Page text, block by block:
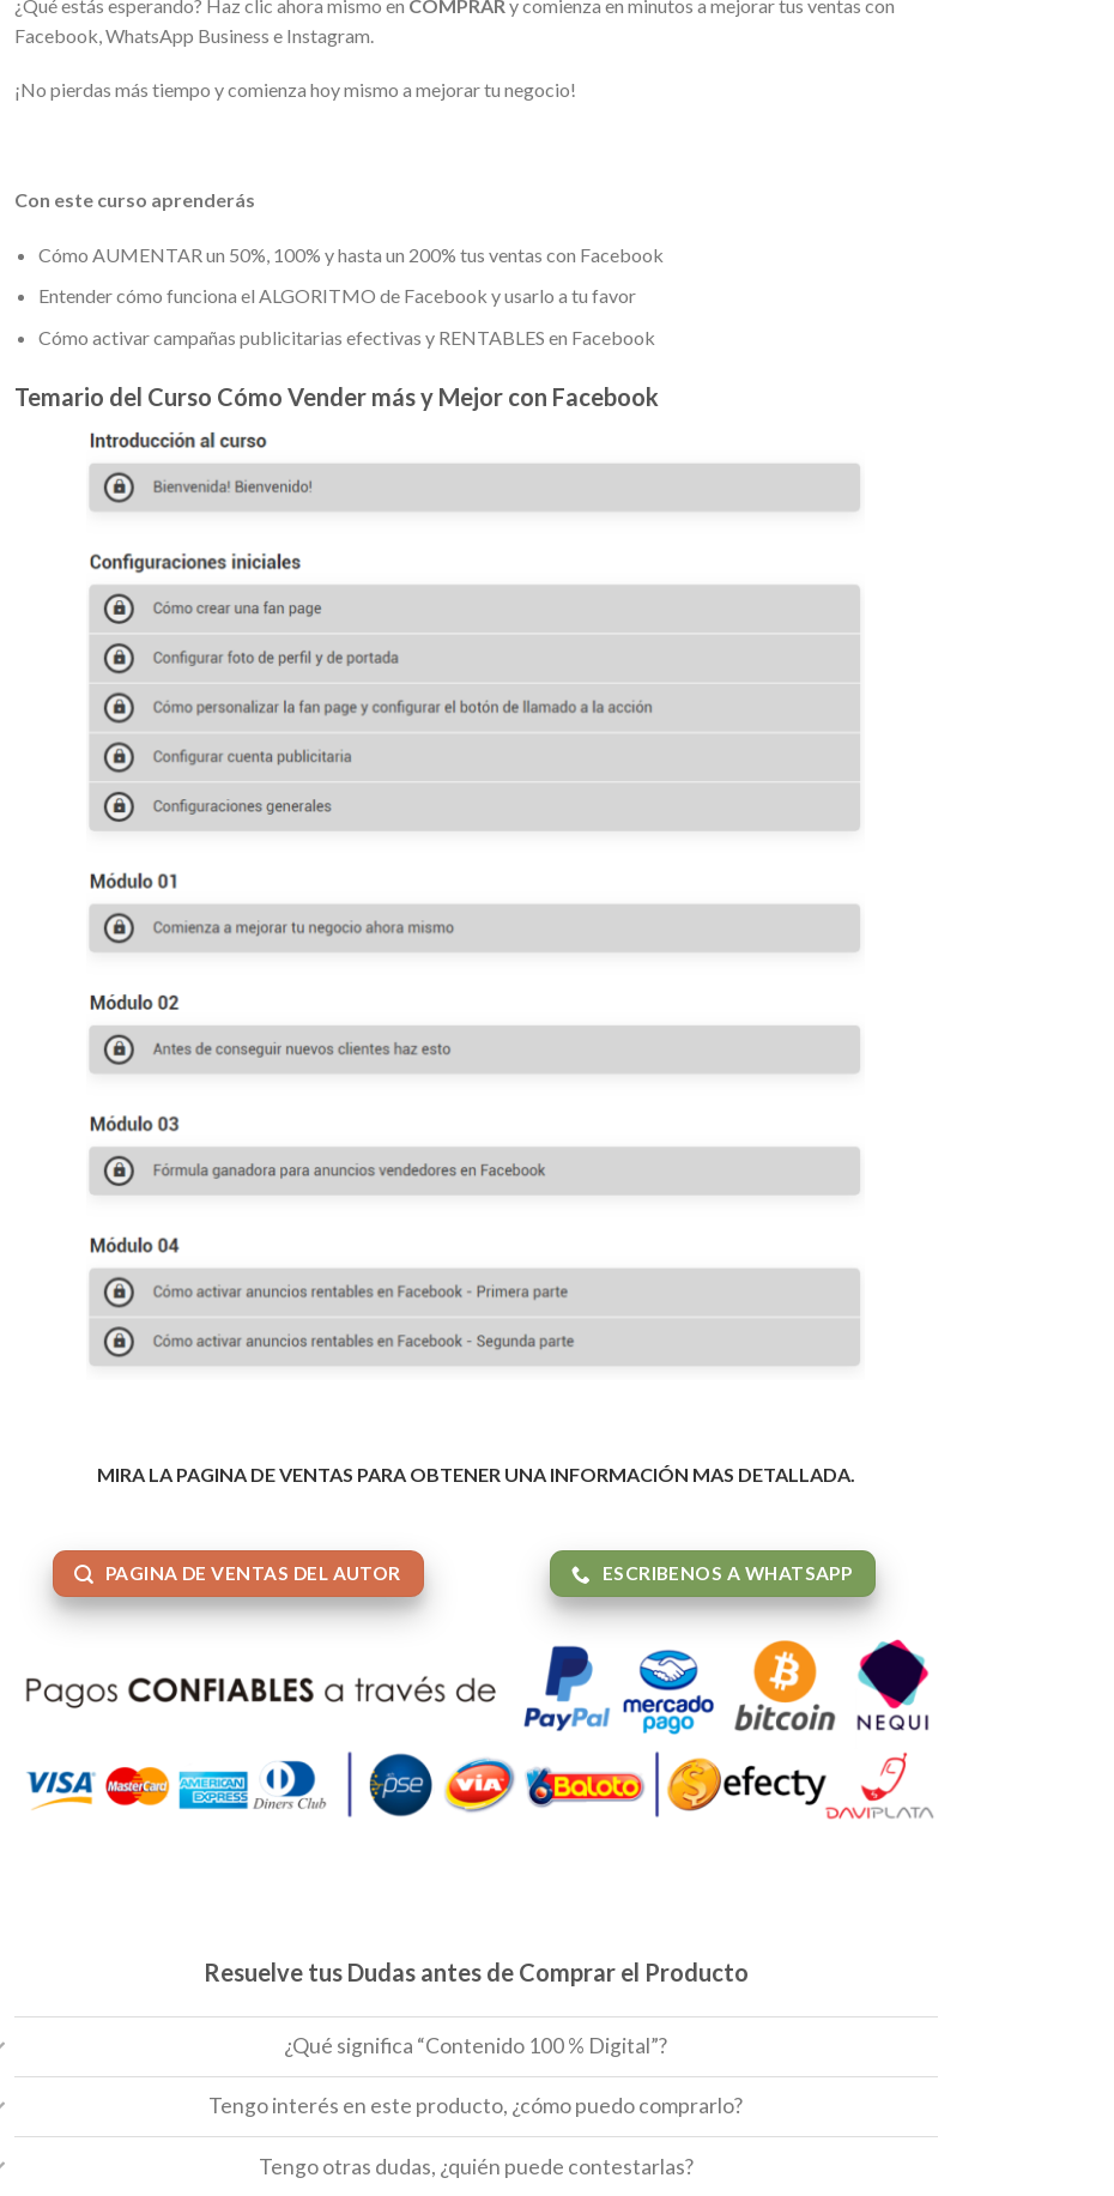
¿Qué estás esperando? Haz clic ahora mismo en COMPRAR y comienza en minutos a mejorar tus ventas con
Facebook, WhatsApp Business e Instagram.
¡No pierdas más tiempo y comienza hoy mismo a mejorar tu negocio!
Con este curso aprenderás
Cómo AUMENTAR un 50%, 100% y hasta un 200% tus ventas con Facebook
Entender cómo funciona el ALGORITMO de Facebook y usarlo a tu favor
Cómo activar campañas publicitarias efectivas y RENTABLES en Facebook
Temario del Curso Cómo Vender más y Mejor con Facebook
MIRA LA PAGINA DE VENTAS PARA OBTENER UNA INFORMACIÓN MAS DETALLADA.
PAGINA DE VENTAS DEL AUTOR ESCRIBENOS A WHATSAPP
Resuelve tus Dudas antes de Comprar el Producto
¿Qué significa “Contenido 100 % Digital”?
Tengo interés en este producto, ¿cómo puedo comprarlo?
Tengo otras dudas, ¿quién puede contestarlas?